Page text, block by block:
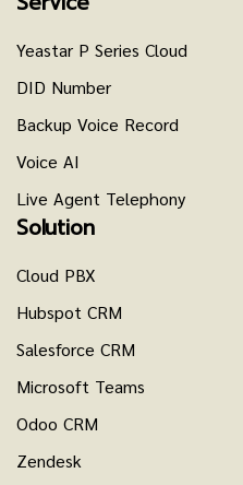
Yeastar P Series Cloud
DID Number
Backup Voice Record
Voice AI
Live Agent Telephony
Solution
Cloud PBX
Hubspot CRM
Salesforce CRM
Microsoft Teams
Odoo CRM
Zendesk